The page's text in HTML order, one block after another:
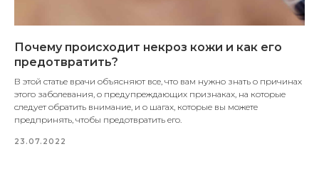
Почему происходит некроз кожи и как его
предотвратить?
В этой статье врачи объясняют все, что вам нужно знать о причинах
этого заболевания, о предупреждающих признаках, на которые
следует обратить внимание, и о шагах, которые вы можете
предпринять, чтобы предотвратить его.
23.07.2022